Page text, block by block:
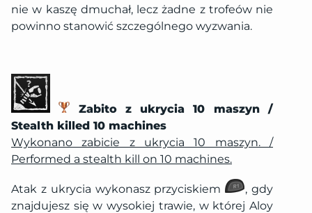
nie w kaszę dmuchał, lecz żadne z trofeów nie
powinno stanowić szczególnego wyzwania.
Zabito z ukrycia 10 maszyn /
Stealth killed 10 machines
Wykonano zabicie z ukrycia 10 maszyn. /
Performed a stealth kill on 10 machines.
Atak z ukrycia wykonasz przyciskiem
, gdy
znajdujesz się w wysokiej trawie, w której Aloy